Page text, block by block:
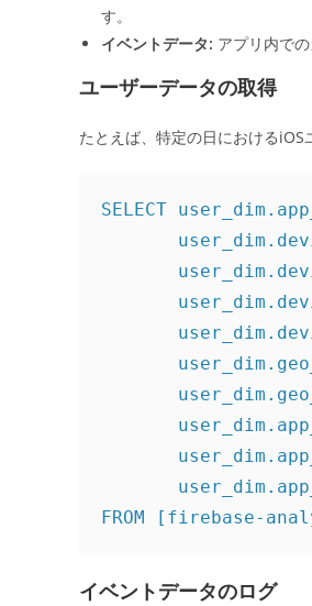
す。
イベントデータ: アプリ内で
ユーザーデータの取得
たとえば、特定の日におけるiOS
SELECT
FROM [firebase-
イベントデータのログ